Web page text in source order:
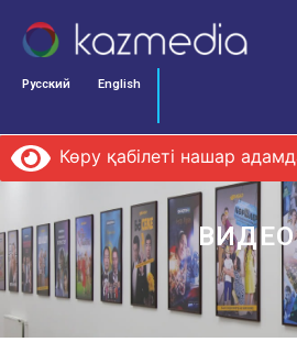
Русский English
Көру қабілеті нашар
ВИДЕО